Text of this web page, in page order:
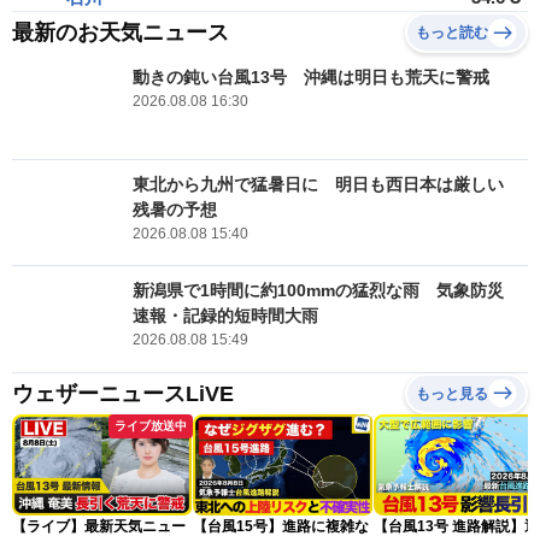
最新のお天気ニュース もっと読む
動きの鈍い台風13号 沖縄は明日も荒天に警戒
2026.08.08 16:30
東北から九州で猛暑日に 明日も西日本は厳しい
残暑の予想
2026.08.08 15:40
新潟県で1時間に約100mmの猛烈な雨 気象防災
速報・記録的短時間大雨
2026.08.08 15:49
ウェザーニュースLiVE もっと見る
ライブ放送中
【ライブ】最新天気ニュー
【台風15号】進路に複雑な
【台風13号 進路解説】